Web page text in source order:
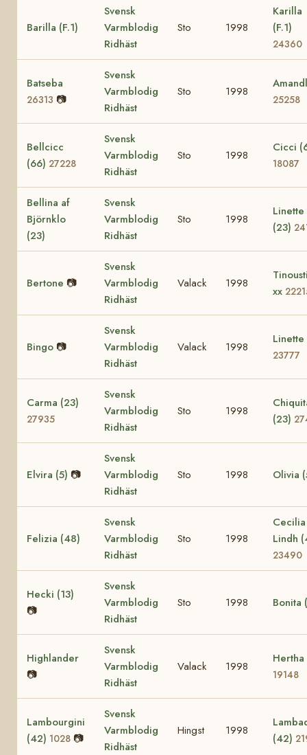
Barilla (F.1)
Svensk
Varmblodig
Ridhäst
Sto 1998
Karilla
(F.1)
24360
Batseba
26313 📷
Svensk
Varmblodig
Ridhäst
Sto 1998
25258
Bellcicc
(66) 27228
Svensk
Varmblodig
Ridhäst
Sto 1998
Cicci
18087
Bellina af
Björnklo
(23)
Svensk
Varmblodig
Ridhäst
Sto 1998
Linette
(23)
Bertone 📷
Svensk
Varmblodig
Ridhäst
Valack 1998
xx
Bingo 📷
Svensk
Varmblodig
Ridhäst
Valack 1998
Linette
23777
Carma (23)
27935
Svensk
Varmblodig
Ridhäst
Sto 1998
(23)
Elvira (5) 📷
Svensk
Varmblodig
Ridhäst
Sto 1998 Olivia
Felizia (48)
Svensk
Varmblodig
Ridhäst
Sto 1998
Cecilia
Lindh
23490
Hecki (13)
📷
Svensk
Varmblodig
Ridhäst
Sto 1998 Bonita
Highlander
📷
Svensk
Varmblodig
Ridhäst
Valack 1998
Hertha
19148
Lambourgini
(42) 1028 📷
Svensk
Varmblodig
Ridhäst
Hingst 1998
(42)